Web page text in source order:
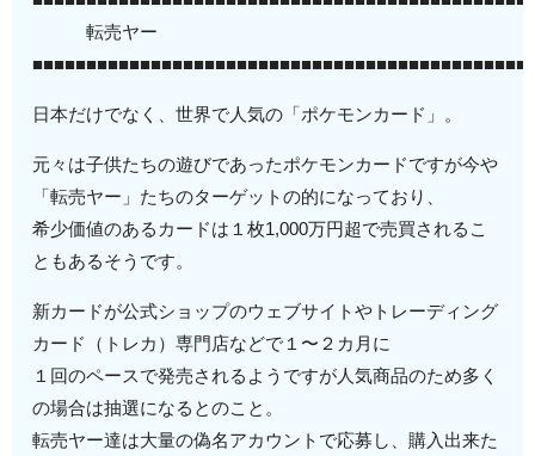
転売ヤー
■■■■■■■■■■■■■■■■■■■■■■■■■■■■■■■■■■■■■■■■■■■■■■
日本だけでなく、世界で人気の「ポケモンカード」。
元々は子供たちの遊びであったポケモンカードですが今や
「転売ヤー」たちのターゲットの的になっており、
希少価値のあるカードは１枚1,000万円超で売買されるこ
ともあるそうです。
新カードが公式ショップのウェブサイトやトレーディング
カード（トレカ）専門店などで１〜２カ月に
１回のペースで発売されるようですが人気商品のため多く
の場合は抽選になるとのこと。
転売ヤー達は大量の偽名アカウントで応募し、購入出来た